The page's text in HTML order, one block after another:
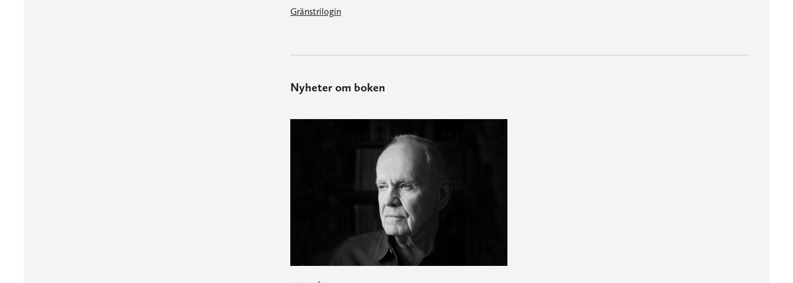
Gränstrilogin
Nyheter om boken